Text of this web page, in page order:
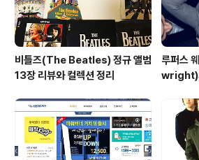
비틀즈(The Beatles) 정규 앨범
13장 리뷰와 컬렉션 정리
루퍼스
wright)